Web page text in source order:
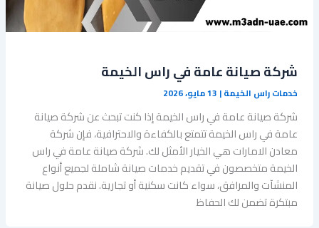
شركة صيانة عامة في راس الخيمة
خدمات راس الخيمة| 13 مايو، 2026
شركة صيانة عامة في راس الخيمة إذا كنت تبحث عن شركة صيانة
عامة في راس الخيمة تتمتع بالكفاءة والاحترافية، فإن شركة
معادن الامارات هي الخيار الأمثل لك. شركة صيانة عامة في راس
الخيمة متخصصون في تقديم خدمات صيانة شاملة لجميع أنواع
المنشآت والمرافق، سواء كانت سكنية أو تجارية. نقدم حلول صيانة
مبتكرة تضمن لك الحفاظ